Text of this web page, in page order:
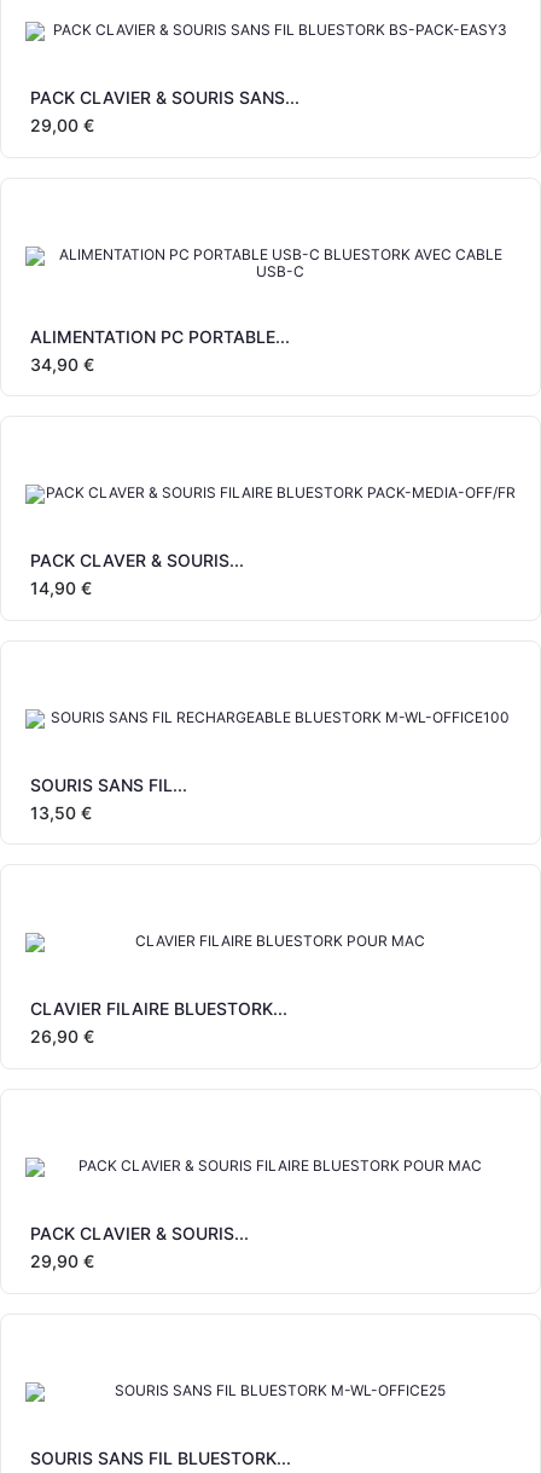
PACK CLAVIER & SOURIS SANS...
29,00 €
ALIMENTATION PC PORTABLE...
34,90 €
PACK CLAVER & SOURIS...
14,90 €
SOURIS SANS FIL...
13,50 €
CLAVIER FILAIRE BLUESTORK...
26,90 €
PACK CLAVIER & SOURIS...
29,90 €
SOURIS SANS FIL BLUESTORK...